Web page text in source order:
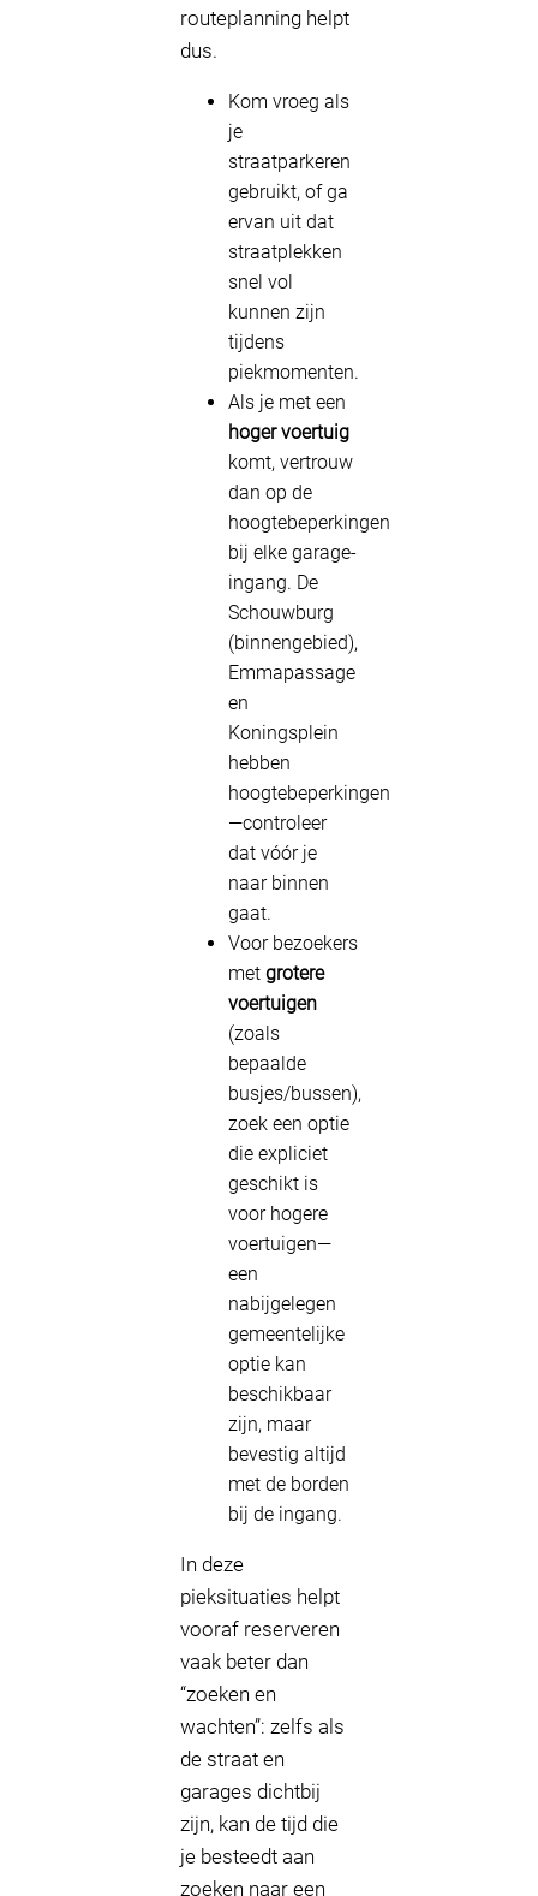
routeplanning helpt
dus.
Kom vroeg als
je
straatparkeren
gebruikt, of ga
ervan uit dat
straatplekken
snel vol
kunnen zijn
tijdens
piekmomenten.
Als je met een
hoger voertuig
komt, vertrouw
dan op de
hoogtebeperkingen
bij elke garage-
ingang. De
Schouwburg
(binnengebied),
Emmapassage
en
Koningsplein
hebben
hoogtebeperkingen
—controleer
dat vóór je
naar binnen
gaat.
Voor bezoekers
met grotere
voertuigen
(zoals
bepaalde
busjes/bussen),
zoek een optie
die expliciet
geschikt is
voor hogere
voertuigen—
een
nabijgelegen
gemeentelijke
optie kan
beschikbaar
zijn, maar
bevestig altijd
met de borden
bij de ingang.
In deze
pieksituaties helpt
vooraf reserveren
vaak beter dan
“zoeken en
wachten”: zelfs als
de straat en
garages dichtbij
zijn, kan de tijd die
je besteedt aan
zoeken naar een